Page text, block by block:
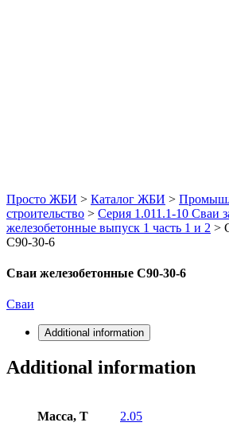
Просто ЖБИ > Каталог ЖБИ >
строительство > Серия 1.011.1-10 Сваи
железобетонные выпуск 1 часть 1 и 2 >
С90-30-6
Сваи железобетонные С90-30-6
Сваи
Additional information
Additional information
Масса, Т 2.05